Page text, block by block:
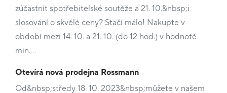
zúčastnit spotřebitelské soutěže a 21. 10.&nbsp;i
slosování o skvělé ceny? Stačí málo! Nakupte v
období mezi 14. 10. a 21. 10. (do 12 hod.) v hodnotě
min.…
Otevírá nová prodejna Rossmann
Od&nbsp;středy 18. 10. 2023&nbsp;můžete v našem